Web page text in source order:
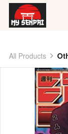
All Products